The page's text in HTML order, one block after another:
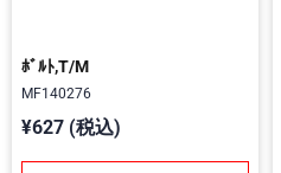
ﾎﾞﾙﾄ,T/M
MF140276
¥627 (税込)